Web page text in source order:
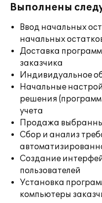
Выполнены
Ввод начальных
начальных
Доставка
заказчика
Индивидуальное
Начальные
решения
учета
Продажа
Сбор и анализ
Создание
пользователей
Установка
компьютеры